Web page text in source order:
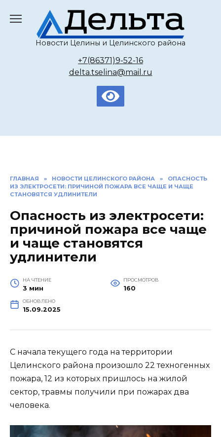
содержанию
Новости Целины и Целинского района
+7(86371)9-52-16
delta.tselina@mail.ru
ГЛАВНАЯ » НОВОСТИ ЦЕЛИНСКОГО РАЙОНА »
ОПАСНОСТЬ
ИЗ ЭЛЕКТРОСЕТИ: ПРИЧИНОЙ ПОЖАРА ВСЕ ЧАЩЕ И ЧАЩЕ
СТАНОВЯТСЯ УДЛИНИТЕЛИ
Опасность из электросети:
причиной пожара все чаще
и чаще становятся
удлинители
НА ЧТЕНИЕ
3 мин
ПРОСМОТРОВ
160
ОБНОВЛЕНО
15.09.2025
С начала текущего года на территории
Целинского района произошло 22 техногенных
пожара, 12 из которых пришлось на жилой
сектор, травмы получили при пожарах два
человека.